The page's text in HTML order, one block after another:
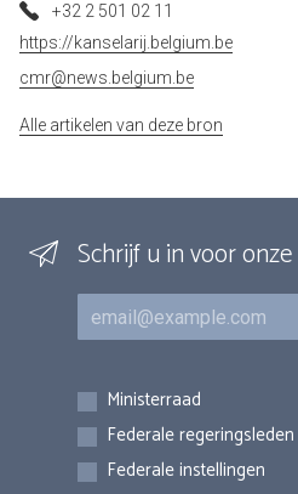
+32 2 501 02 11
https://kanselarij.belgium.be
cmr@news.belgium.be
Alle artikelen van deze bron
Schrijf u in voor
E-mail
Inschrijvingen
Ministerraad
Federale regeringsleden
Federale instellingen